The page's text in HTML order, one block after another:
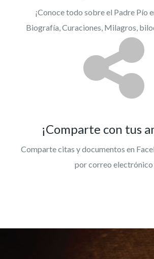
¡Conoce todo sobre el Padre Pío
Biografía, Curaciones, Milagros,
¡Comparte con tus
Comparte citas y documentos en
por correo electrónico